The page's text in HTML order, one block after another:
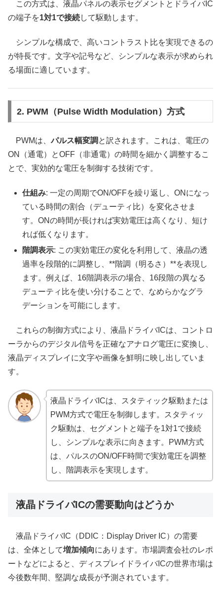
この方式は、液晶パネルの表示セグメントとドライバIC
の端子を1対1で接続して駆動します。
シンプルな構成で、高いコントラスト比を実現できるの
が特長です。文字や記号など、シンプルな表示が求められ
る場面に適しています。
2. PWM（Pulse Width Modulation）方式
PWMは、パルス幅変調 と訳されます。これは、電圧の
ON（通電）とOFF（非通電）の時間を細かく調整するこ
とで、実効的な電圧を制御する技術です。
仕組み: 一定の周期でON/OFFを繰り返し、ONになっ
ている時間の割合（デューティ比）を変化させま
す。ONの時間が長ければ実効電圧は高くなり、短け
れば低くなります。
階調表示: この実効電圧の変化を利用して、液晶の透
過率を段階的に調整し、**階調（明るさ）**を表現し
ます。例えば、16階調表示の場合、16段階の異なる
デューティ比を使い分けることで、なめらかなグラ
デーションを可能にします。
これらの制御方式により、液晶ドライバICは、コントロ
ーラからのデジタル信号を正確なアナログ電圧に変換し、
液晶ディスプレイに文字や画像を鮮明に映し出していま
す。
液晶ドライバICは、スタティック駆動または
PWM方式で電圧を制御します。スタティッ
ク駆動は、セグメントと端子を1対1で接続
し、シンプルな表示に向きます。PWM方式
は、パルスのON/OFF時間で実効電圧を調整
し、階調表示を実現します。
液晶ドライバICの需要動向はどうか
液晶ドライバIC（DDIC：Display Driver IC）の需要
は、全体として増加傾向にあります。市場調査会社のレポ
ートなどによると、ディスプレイドライバICの世界市場は
今後数年間、堅調な成長が予測されています。